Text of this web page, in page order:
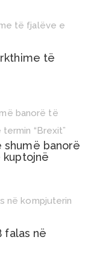
të
banorë
kuptojnë
falas në